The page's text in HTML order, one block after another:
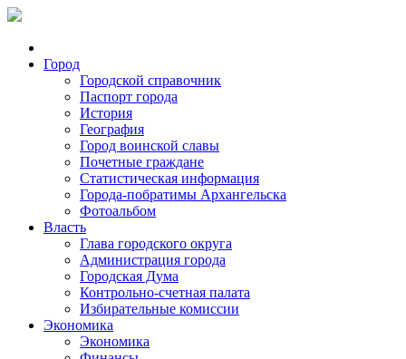
Город
Городской справочник
Паспорт города
История
География
Город воинской славы
Почетные граждане
Статистическая информация
Города-побратимы Архангельска
Фотоальбом
Власть
Глава городского округа
Администрация города
Городская Дума
Контрольно-счетная палата
Избирательные комиссии
Экономика
Экономика